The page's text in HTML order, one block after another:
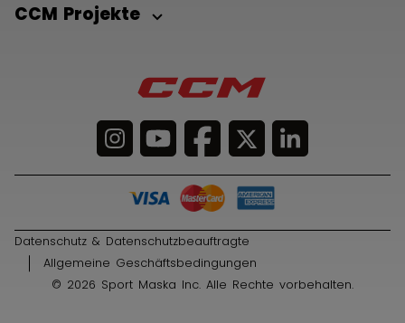
CCM Projekte
© 2026 Sport Maska Inc. Alle Rechte vorbehalten.
Datenschutz & Datenschutzbeauftragte
Allgemeine Geschäftsbedingungen